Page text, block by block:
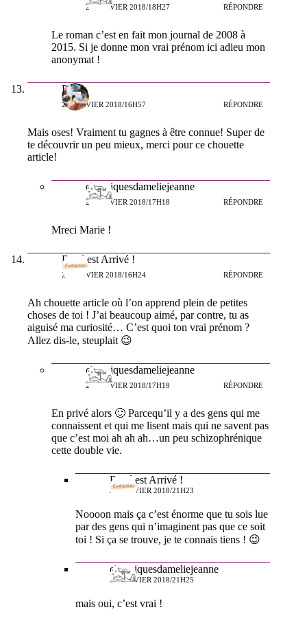
25 JANVIER 2018/18H27 RÉPONDRE
Le roman c’est en fait mon journal de 2008 à
2015. Si je donne mon vrai prénom ici adieu mon
anonymat !
Picou
25 JANVIER 2018/16H57 RÉPONDRE
Mais oses! Vraiment tu gagnes à être connue! Super de
te découvrir un peu mieux, merci pour ce chouette
article!
chroniquesdameliejeanne
25 JANVIER 2018/17H18 RÉPONDRE
Mreci Marie !
Bébé est Arrivé !
25 JANVIER 2018/16H24 RÉPONDRE
Ah chouette article où l’on apprend plein de petites
choses de toi ! J’ai beaucoup aimé, par contre, tu as
aiguisé ma curiosité… C’est quoi ton vrai prénom ?
Allez dis-le, steuplait 😉
chroniquesdameliejeanne
25 JANVIER 2018/17H19 RÉPONDRE
En privé alors 🙂 Parcequ’il y a des gens qui me
connaissent et qui me lisent mais qui ne savent pas
que c’est moi ah ah ah…un peu schizophrénique
cette double vie.
Bébé est Arrivé !
25 JANVIER 2018/21H23
Noooon mais ça c’est énorme que tu sois lue
par des gens qui n’imaginent pas que ce soit
toi ! Si ça se trouve, je te connais tiens ! 😉
chroniquesdameliejeanne
25 JANVIER 2018/21H25
mais oui, c’est vrai !